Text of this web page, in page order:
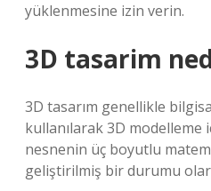
yüklenmesine izin verin.
3D tasarim
3D tasarım genellikle
kullanılarak 3D modelleme
nesnenin üç boyutlu
geliştirilmiş bir durumu